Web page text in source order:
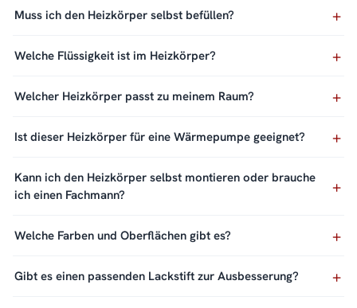
Muss ich den Heizkörper selbst befüllen?
Welche Flüssigkeit ist im Heizkörper?
Welcher Heizkörper passt zu meinem Raum?
Ist dieser Heizkörper für eine Wärmepumpe geeignet?
Kann ich den Heizkörper selbst montieren oder brauche
ich einen Fachmann?
Welche Farben und Oberflächen gibt es?
Gibt es einen passenden Lackstift zur Ausbesserung?